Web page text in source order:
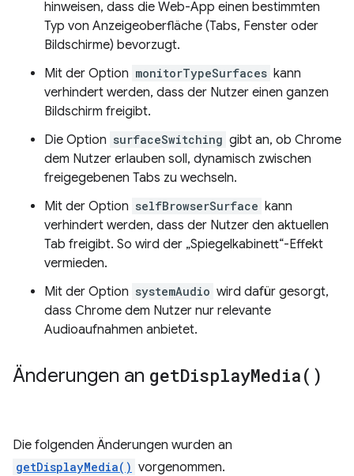
hinweisen, dass die Web-App einen bestimmten
Typ von Anzeigeoberfläche (Tabs, Fenster oder
Bildschirme) bevorzugt.
Mit der Option monitorTypeSurfaces kann
verhindert werden, dass der Nutzer einen ganzen
Bildschirm freigibt.
Die Option surfaceSwitching gibt an, ob Chrome
dem Nutzer erlauben soll, dynamisch zwischen
freigegebenen Tabs zu wechseln.
Mit der Option selfBrowserSurface kann
verhindert werden, dass der Nutzer den aktuellen
Tab freigibt. So wird der „Spiegelkabinett“-Effekt
vermieden.
Mit der Option systemAudio wird dafür gesorgt,
dass Chrome dem Nutzer nur relevante
Audioaufnahmen anbietet.
Änderungen an getDisplayMedia( )
Die folgenden Änderungen wurden an
getDisplayMedia() vorgenommen.